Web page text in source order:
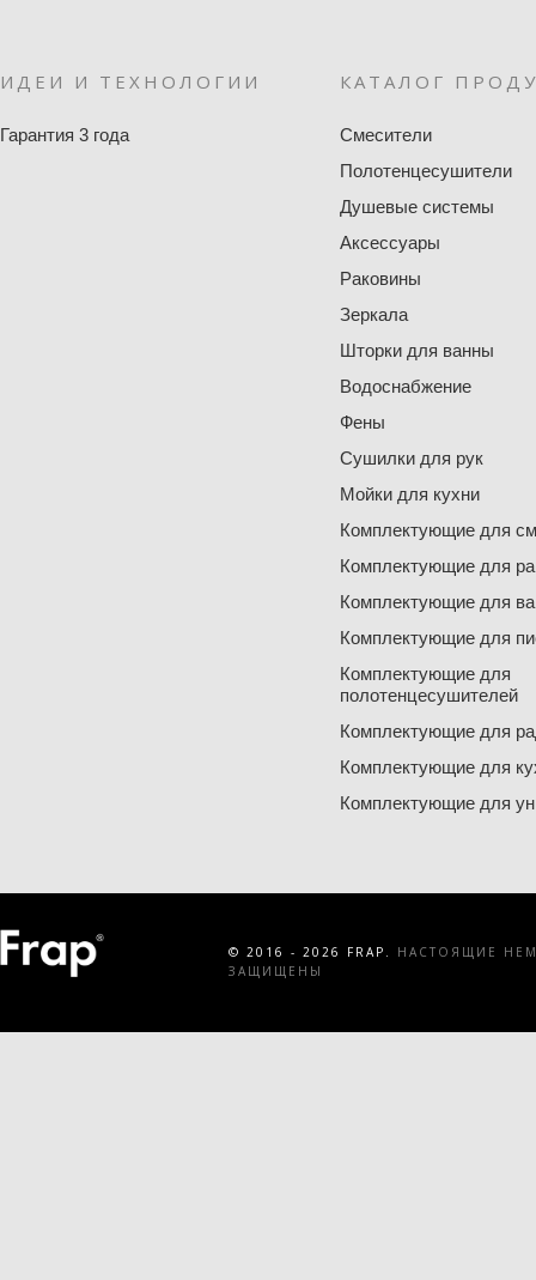
ИДЕИ И ТЕХНОЛОГИИ
Гарантия 3 года
КАТАЛОГ
Смесители
Полотенцесушители
Душевые системы
Аксессуары
Раковины
Зеркала
Шторки для ванны
Водоснабжение
Фены
Сушилки для рук
Мойки для кухни
Комплектующие для
Комплектующие для
Комплектующие для
Комплектующие для
Комплектующие для
полотенцесушителей
Комплектующие для
Комплектующие для
Комплектующие для
© 2016 - 2026 FRAP.
НАСТОЯЩИЕ
ЗАЩИЩЕНЫ